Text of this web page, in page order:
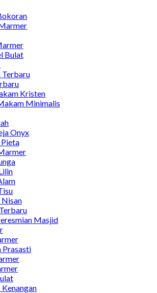
Bulat
Kristen
Minimalis
Onyx
Masjid
Prasasti